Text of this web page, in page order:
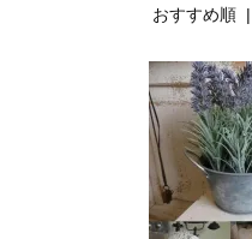
おすすめ順 |